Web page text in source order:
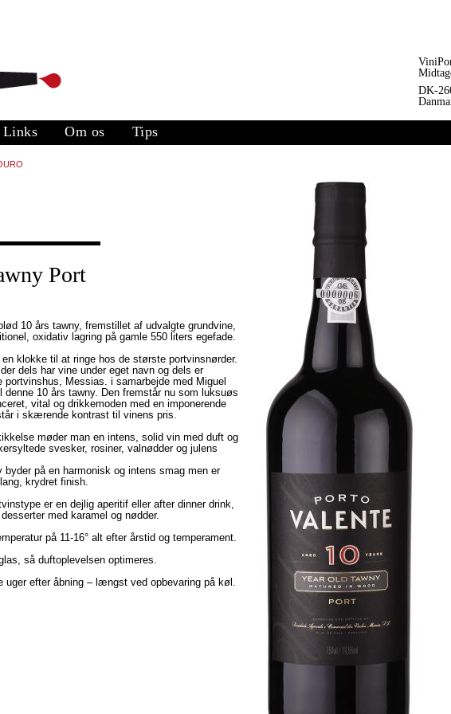
DK-
Links Om os Tips
Port
10 års tawny, fremstillet af udvalgte grundvine,
oxidativ lagring på gamle 550 liters egefade.
klokke til at ringe hos de største portvinsnørder.
dels har vine under eget navn og dels er
Messias. i samarbejde med Miguel
denne 10 års tawny. Den fremstår nu som luksuøs
vital og drikkemoden med en imponerende
i skærende kontrast til vinens pris.
møder man en intens, solid vin med duft og
svesker, rosiner, valnødder og julens
byder på en harmonisk og intens smag men er
krydret finish.
er en dejlig aperitif eller after dinner drink,
med karamel og nødder.
på 11-16° alt efter årstid og temperament.
så duftoplevelsen optimeres.
uger efter åbning – længst ved opbevaring på køl.